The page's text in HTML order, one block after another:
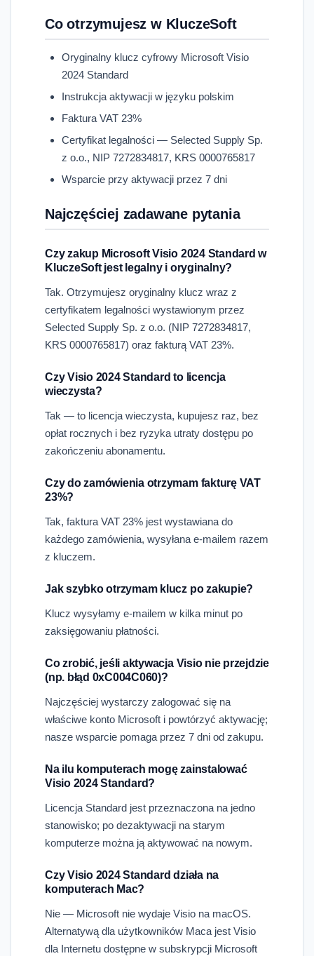
Co otrzymujesz w KluczeSoft
Oryginalny klucz cyfrowy Microsoft Visio
2024 Standard
Instrukcja aktywacji w języku polskim
Faktura VAT 23%
Certyfikat legalności — Selected Supply Sp.
z o.o., NIP 7272834817, KRS 0000765817
Wsparcie przy aktywacji przez 7 dni
Najczęściej zadawane pytania
Czy zakup Microsoft Visio 2024 Standard w
KluczeSoft jest legalny i oryginalny?
Tak. Otrzymujesz oryginalny klucz wraz z
certyfikatem legalności wystawionym przez
Selected Supply Sp. z o.o. (NIP 7272834817,
KRS 0000765817) oraz fakturą VAT 23%.
Czy Visio 2024 Standard to licencja
wieczysta?
Tak — to licencja wieczysta, kupujesz raz, bez
opłat rocznych i bez ryzyka utraty dostępu po
zakończeniu abonamentu.
Czy do zamówienia otrzymam fakturę VAT
23%?
Tak, faktura VAT 23% jest wystawiana do
każdego zamówienia, wysyłana e-mailem razem
z kluczem.
Jak szybko otrzymam klucz po zakupie?
Klucz wysyłamy e-mailem w kilka minut po
zaksięgowaniu płatności.
Co zrobić, jeśli aktywacja Visio nie przejdzie
(np. błąd 0xC004C060)?
Najczęściej wystarczy zalogować się na
właściwe konto Microsoft i powtórzyć aktywację;
nasze wsparcie pomaga przez 7 dni od zakupu.
Na ilu komputerach mogę zainstalować
Visio 2024 Standard?
Licencja Standard jest przeznaczona na jedno
stanowisko; po dezaktywacji na starym
komputerze można ją aktywować na nowym.
Czy Visio 2024 Standard działa na
komputerach Mac?
Nie — Microsoft nie wydaje Visio na macOS.
Alternatywą dla użytkowników Maca jest Visio
dla Internetu dostępne w subskrypcji Microsoft